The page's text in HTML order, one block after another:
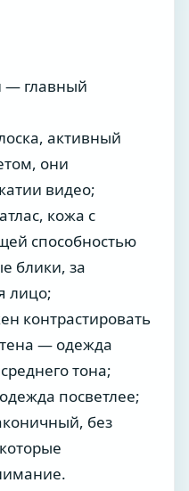
— главный
активный
они
видео;
кожа с
способностью
блики, за
лицо;
контрастировать
— одежда
тона;
посветлее;
без